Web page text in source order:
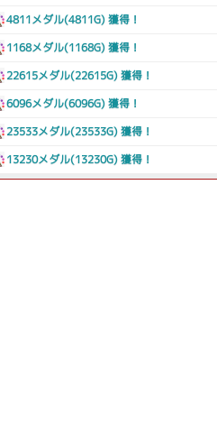
4811メダル(4811G) 獲得！
1168メダル(1168G) 獲得！
22615メダル(22615G) 獲得！
6096メダル(6096G) 獲得！
23533メダル(23533G) 獲得！
13230メダル(13230G) 獲得！